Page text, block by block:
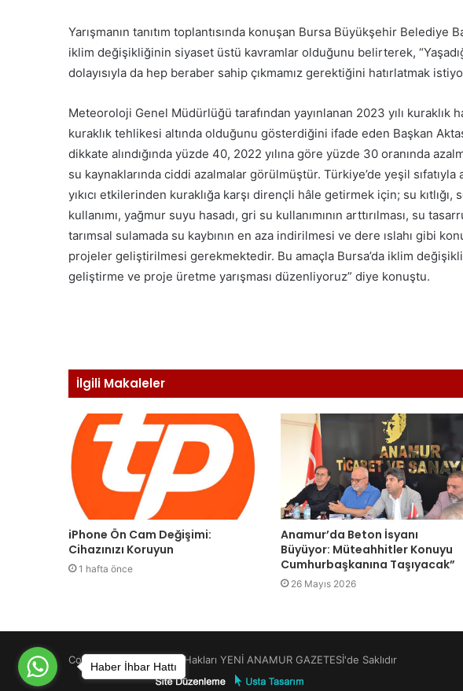
Yarışmanın tanıtım toplantısında konuşan Bursa Büyükşehir Belediye
iklim değişikliğinin siyaset üstü kavramlar olduğunu belirterek,
dolayısıyla da hep beraber sahip çıkmamız gerektiğini hatırlatmak
Meteoroloji Genel Müdürlüğü tarafından yayınlanan 2023 yılı
kuraklık tehlikesi altında olduğunu gösterdiğini ifade eden Başkan
dikkate alındığında yüzde 40, 2022 yılına göre yüzde 30 oranında
su kaynaklarında ciddi azalmalar görülmüştür. Türkiye’de yeşil
yıkıcı etkilerinden kuraklığa karşı dirençli hâle getirmek için; su kıtlığı,
kullanımı, yağmur suyu hasadı, gri su kullanımının arttırılması, su
tarımsal sulamada su kaybının en aza indirilmesi ve dere ıslahı gibi
projeler geliştirilmesi gerekmektedir. Bu amaçla Bursa’da iklim
geliştirme ve proje üretme yarışması düzenliyoruz” diye konuştu.
İlgili Makaleler
iPhone Ön Cam Değişimi:
Cihazınızı Koruyun
1 hafta önce
Anamur’da Beton İsyanı
Büyüyor: Müteahhitler Konuyu
Cumhurbaşkanına Taşıyacak”
26 Mayıs 2026
Copyright © 2026 Tüm Hakları YENİ ANAMUR GAZETESİ'de Saklıdır
Haber İhbar Hattı